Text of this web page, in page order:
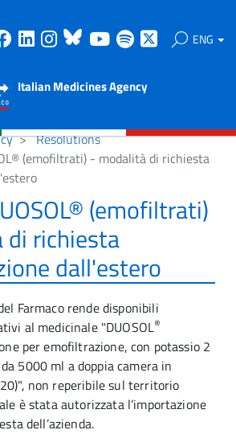
Facebook
Linkedin
Instagram
Bluesky
Youtube
Spotify ENG
Italian Medicines Agency
Resolutions
(emofiltrati) - modalità di richiesta
(emofiltrati)
richiesta
dall'estero
Farmaco rende disponibili
al medicinale "DUOSOL®
per emofiltrazione, con potassio 2
5000 ml a doppia camera in
non reperibile sul territorio
è stata autorizzata l’importazione
dell’azienda.